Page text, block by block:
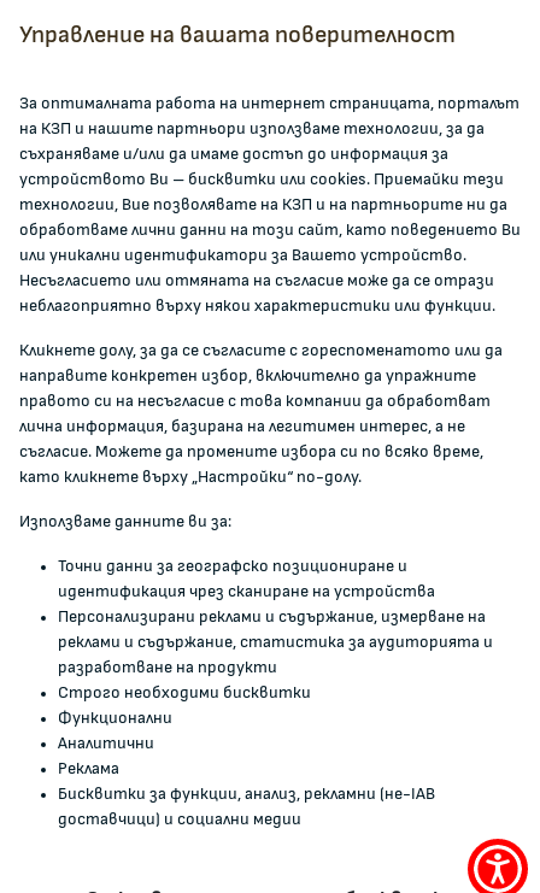
Меню
Всички контакти
ЗА КОМИСИЯТА
За КЗП
Кои сме ние
Кариери
Документи и други актове
Информация
Полезни връзки
ЖАЛБИ И РЕГИСТРИ
Регистър на опасните стоки
Регистър на е-адреси на ЮЛ нежелаещи да получават
Помирителна комисия
0700 111 22
СИГНАЛИ ЗА КОРУПЦИЯ В КЗП
Управление на вашата поверителност
За оптималната работа на интернет страницата, порталът
на КЗП и нашите партньори използваме технологии, за да
съхраняваме и/или да имаме достъп до информация за
устройството Ви – бисквитки или cookies. Приемайки тези
технологии, Вие позволявате на КЗП и на партньорите ни да
обработваме лични данни на този сайт, като поведението Ви
или уникални идентификатори за Вашето устройство.
Несъгласието или отмяната на съгласие може да се отрази
неблагоприятно върху някои характеристики или функции.
Кликнете долу, за да се съгласите с гореспоменатото или да
направите конкретен избор, включително да упражните
правото си на несъгласие с това компании да обработват
лична информация, базирана на легитимен интерес, а не
съгласие. Можете да промените избора си по всяко време,
като кликнете върху „Настройки“ по-долу.
Използваме данните ви за:
Точни данни за географско позициониране и
идентификация чрез сканиране на устройства
Персонализирани реклами и съдържание, измерване на
реклами и съдържание, статистика за аудиторията и
разработване на продукти
Строго необходими бисквитки
Функционални
Аналитични
Реклама
Бисквитки за функции, анализ, рекламни (не-IAB
доставчици) и социални медии